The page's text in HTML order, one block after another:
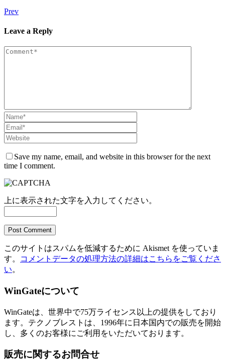
Prev
Leave a Reply
Save my name, email, and website in this browser for the next
time I comment.
上に表示された文字を入力してください。
このサイトはスパムを低減するために Akismet を使っていま
す。
コメントデータの処理方法の詳細はこちらをご覧くださ
い。
WinGateについて
WinGateは、世界中で75万ライセンス以上の提供をしており
ます。テクノブレストは、1996年に日本国内での販売を開始
し、多くのお客様にご利用をいただいております。
販売に関するお問合せ